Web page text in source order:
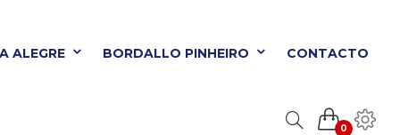
ALEGRE BORDALLO PINHEIRO CONTACTO
0